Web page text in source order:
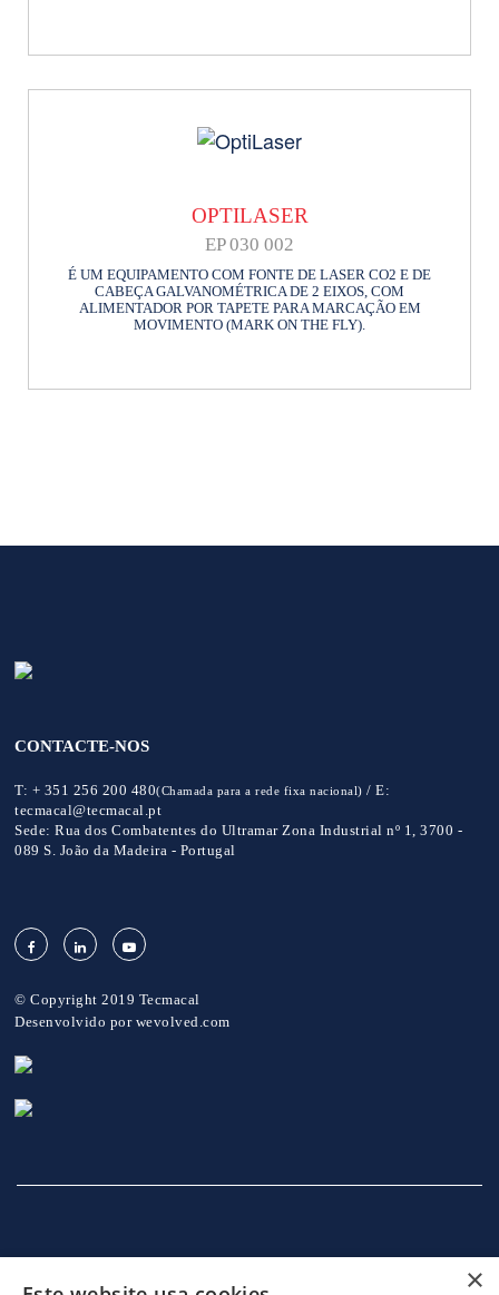
OPTILASER
EP 030 002
É UM EQUIPAMENTO COM FONTE DE LASER CO2 E DE
CABEÇA GALVANOMÉTRICA DE 2 EIXOS, COM
ALIMENTADOR POR TAPETE PARA MARCAÇÃO EM
MOVIMENTO (MARK ON THE FLY).
CONTACTE-NOS
T: + 351 256 200 480(Chamada para a rede fixa nacional) /E:
tecmacal@tecmacal.pt
Sede: Rua dos Combatentes do Ultramar Zona Industrial nº 1, 3700 -
089 S. João da Madeira - Portugal
© Copyright 2019 Tecmacal
Desenvolvido por wevolved.com
INÍCIO EMPRESA SERVIÇOS ×